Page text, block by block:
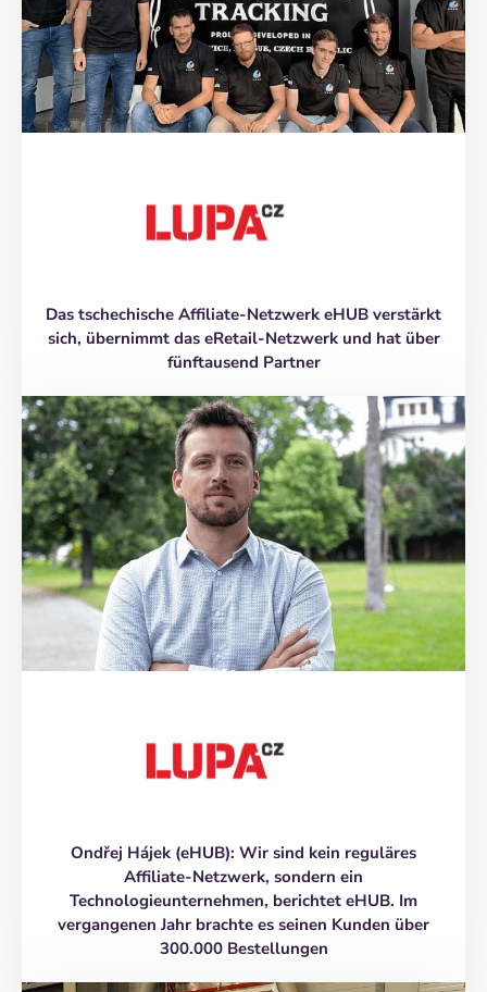
Das tschechische Affiliate-Netzwerk eHUB verstärkt
sich, übernimmt das eRetail-Netzwerk und hat über
fünftausend Partner
Ondřej Hájek (eHUB): Wir sind kein reguläres
Affiliate-Netzwerk, sondern ein
Technologieunternehmen, berichtet eHUB. Im
vergangenen Jahr brachte es seinen Kunden über
300.000 Bestellungen